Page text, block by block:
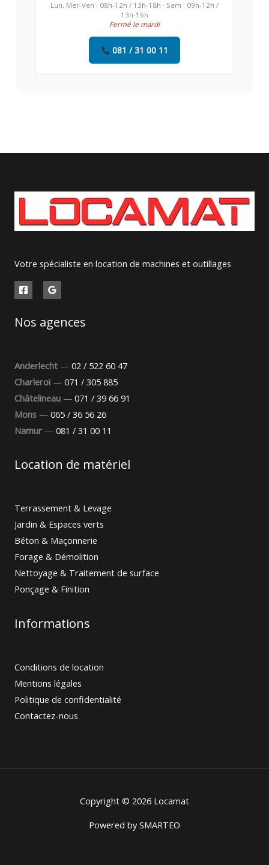
Lun, Mer-Ven : 08h-12h / 13h-18h · Sam : 09h-12h /
13h-16h
Fermé le mardi
081 / 31 00 11
Votre spécialiste en location de machines et outillages
Nos agences
Anderlecht — 02 / 522 60 47
Charleroi — 071 / 305 885
Châtelineau — 071 / 39 66 91
Mons — 065 / 36 56 26
Namur — 081 / 31 00 11
Location de matériel
Terrassement & Levage
Jardin & Espaces verts
Béton & Maçonnerie
Forage & Démolition
Nettoyage & Traitement de surface
Ponçage & Finition
Informations
Conditions de location
Mentions légales
Politique de confidentialité
Contactez-nous
Copyright © 2026 Locamat
Powered bySMARTEO